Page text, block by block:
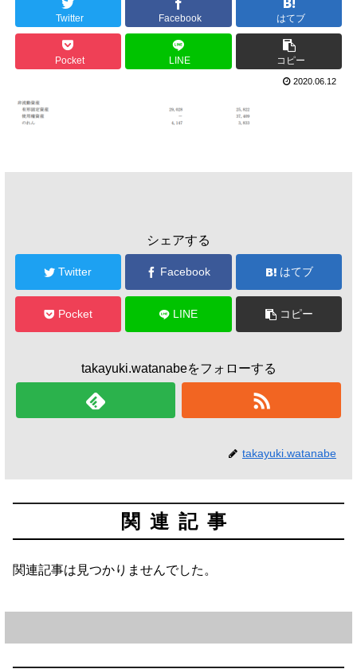
Twitter Facebook はてブ
Pocket LINE コピー
2020.06.12
シェアする
Twitter Facebook はてブ
Pocket LINE コピー
takayuki.watanabeをフォローする
takayuki.watanabe
関連記事
関連記事は見つかりませんでした。